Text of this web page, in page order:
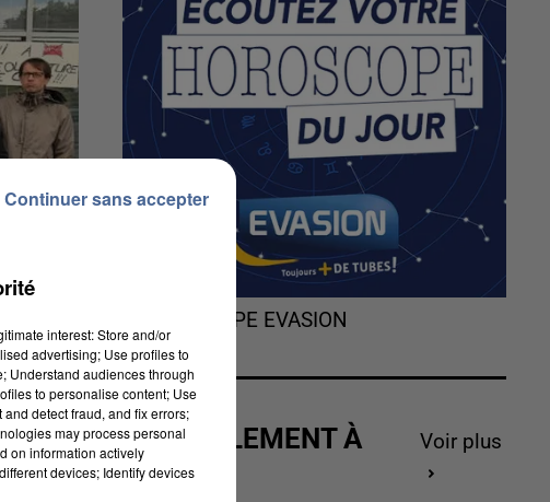
L'HOROSCOPE EVASION
ACTUELLEMENT À
GAGNER
Voir plus
interest: Store and/or
advertising; Use profiles to
Understand audiences through
to personalise content; Use
detect fraud, and fix errors;
may process personal
on information actively
devices; Identify devices
Continuer sans accepter